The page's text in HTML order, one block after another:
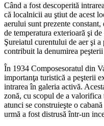
Când a fost descoperită
că localnicii au ştiut de acest
aerului sunt prezente
de temperatura exterioară şi
Şureiatul curentului de aer şi a
contribuit la denumirea
În 1934 Composesoratul din
importanţa turistică a peşterii
intrarea în galeria activă.
zonă, cu scopul de a
atunci se construieşte o
urmă a fost distrusă într-un